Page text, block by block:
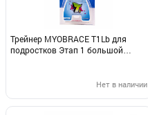
Трейнер MYOBRACE T1Lb для
подростков Этап 1 большой
Нет в наличии